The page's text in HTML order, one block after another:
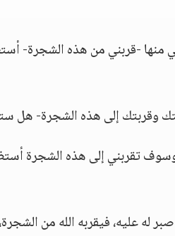
منها -قربني من هذه الشجرة-
وقربتك إلى هذه الشجرة- هل
وسوف تقربني إلى هذه الشجرة
له عليه، فيقربه الله من